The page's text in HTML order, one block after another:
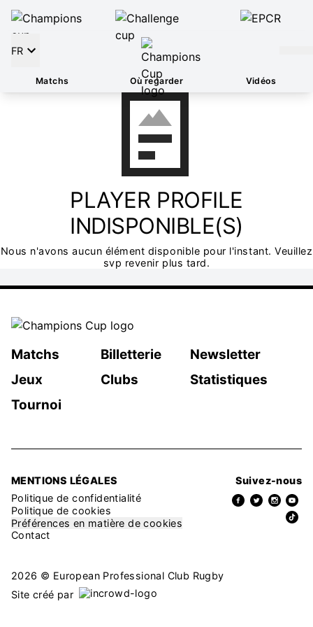
FR
Matchs Où regarder Vidéos
PLAYER PROFILE
INDISPONIBLE(S)
Nous n'avons aucun élément disponible pour l'instant. Veuillez
svp revenir plus tard.
Matchs Billetterie
Newsletter
Jeux
Clubs
Statistiques
Tournoi
MENTIONS LÉGALES
Politique de confidentialité
Politique de cookies
Préférences en matière de cookies
Contact
Suivez-nous
2026 © European Professional Club Rugby
Site créé par